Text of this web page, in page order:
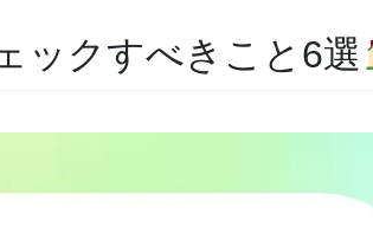
ックすべきこと6選